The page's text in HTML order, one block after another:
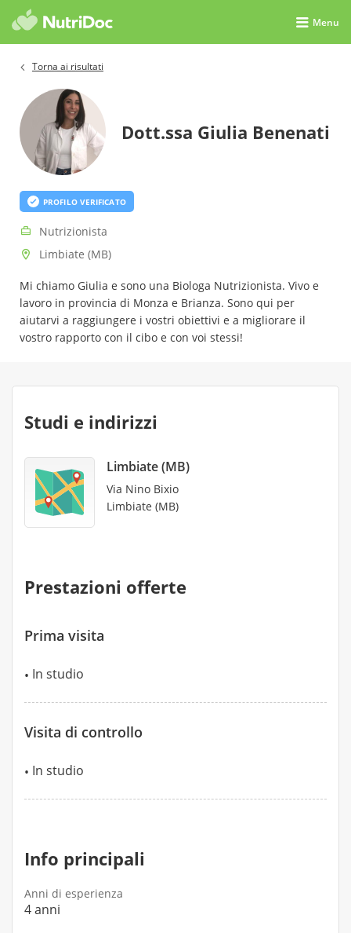
Menu
Torna ai risultati
Dott.ssa Giulia Benenati
PROFILO VERIFICATO
Nutrizionista
Limbiate (MB)
Mi chiamo Giulia e sono una Biologa Nutrizionista. Vivo e
lavoro in provincia di Monza e Brianza. Sono qui per
aiutarvi a raggiungere i vostri obiettivi e a migliorare il
vostro rapporto con il cibo e con voi stessi!
Studi e indirizzi
Limbiate (MB)
Via Nino Bixio
Limbiate (MB)
Prestazioni offerte
Prima visita
In studio
Visita di controllo
In studio
Info principali
Anni di esperienza
4 anni